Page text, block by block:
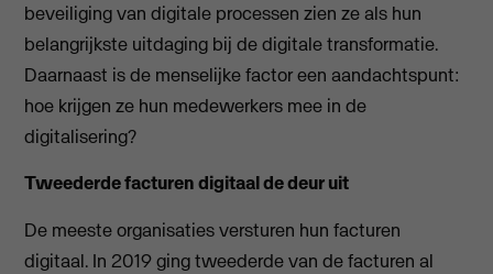
beveiliging van digitale processen zien ze als hun
belangrijkste uitdaging bij de digitale transformatie.
Daarnaast is de menselijke factor een aandachtspunt:
hoe krijgen ze hun medewerkers mee in de
digitalisering?
Tweederde facturen digitaal de deur uit
De meeste organisaties versturen hun facturen
digitaal. In 2019 ging tweederde van de facturen al